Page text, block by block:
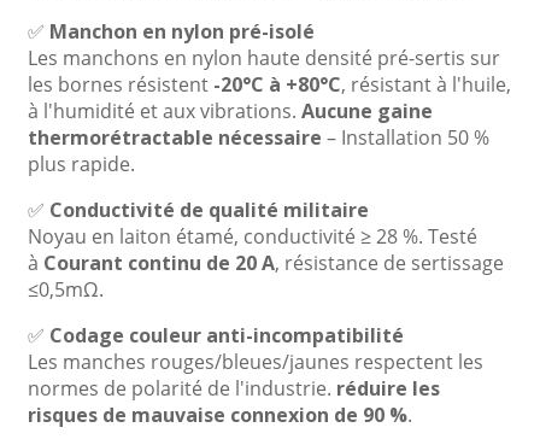
✅ Manchon en nylon pré-isolé
Les manchons en nylon haute densité pré-sertis sur
les bornes résistent -20°C à +80°C, résistant à l'huile,
à l'humidité et aux vibrations. Aucune gaine
thermorétractable nécessaire – Installation 50 %
plus rapide.
✅ Conductivité de qualité militaire
Noyau en laiton étamé, conductivité ≥ 28 %. Testé
à Courant continu de 20 A, résistance de sertissage
≤0,5mΩ.
✅ Codage couleur anti-incompatibilité
Les manches rouges/bleues/jaunes respectent les
normes de polarité de l'industrie. réduire les
risques de mauvaise connexion de 90 %.